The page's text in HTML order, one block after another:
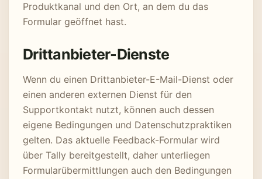
Produktkanal und den Ort, an dem du das
Formular geöffnet hast.
Drittanbieter-Dienste
Wenn du einen Drittanbieter-E-Mail-Dienst oder
einen anderen externen Dienst für den
Supportkontakt nutzt, können auch dessen
eigene Bedingungen und Datenschutzpraktiken
gelten. Das aktuelle Feedback-Formular wird
über Tally bereitgestellt, daher unterliegen
Formularübermittlungen auch den Bedingungen